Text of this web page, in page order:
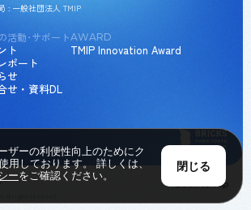
: 一般社団法人 TMIP
活動･サポート
ト
ポート
せ
せ・資料DL
AWARD
TMIP Innovation Award
all rights reserved.
Back to Top
ザーの利便性向上のためにク
用しております。 詳しくは、
ーをご確認ください。
閉じる